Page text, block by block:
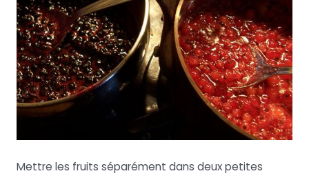
Mettre les fruits séparément dans deux petites